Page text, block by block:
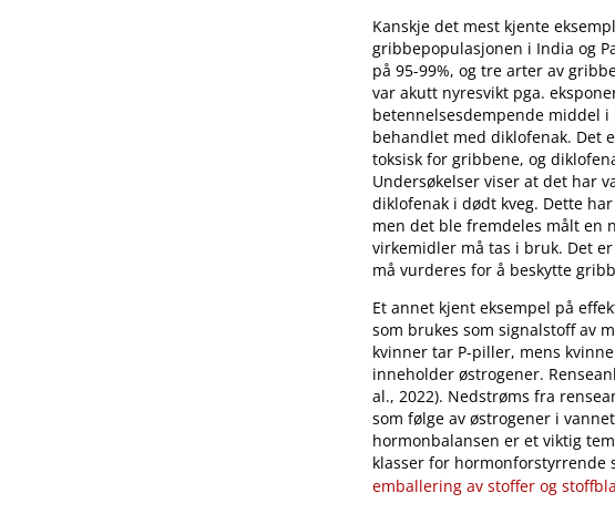
Kanskje det mest kjente
gribbepopulasjonen i India og
på 95-99%, og tre arter av
var akutt nyresvikt pga.
betennelsesdempende middel i
behandlet med diklofenak. Det
toksisk for gribbene, og
Undersøkelser viser at det har
diklofenak i dødt kveg. Dette
men det ble fremdeles målt en
virkemidler må tas i bruk. Det
må vurderes for å beskytte
Et annet kjent eksempel på
som brukes som signalstoff av
kvinner tar P-piller, mens
inneholder østrogener.
al., 2022). Nedstrøms fra
som følge av østrogener i
hormonbalansen er et viktig
klasser for hormonforstyrrende
emballering av stoffer og